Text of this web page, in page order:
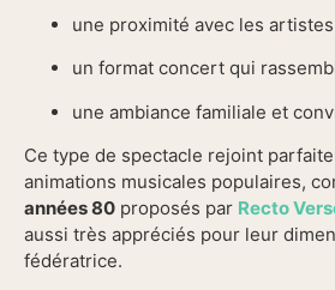
une proximité avec les artistes
un format concert qui
une ambiance familiale et
Ce type de spectacle rejoint
animations musicales populaires,
années 80 proposés par Recto
aussi très appréciés pour leur
fédératrice.